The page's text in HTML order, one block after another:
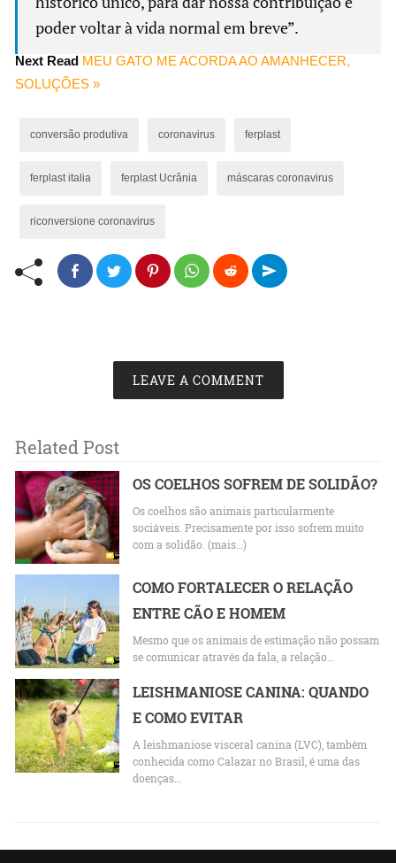
poder voltar à vida normal em breve”.
Next Read MEU GATO ME ACORDA AO AMANHECER,
SOLUÇÕES »
conversão produtiva coronavirus ferplast
ferplast italia ferplast Ucrânia máscaras coronavirus
riconversione coronavirus
LEAVE A COMMENT
Related Post
OS COELHOS SOFREM DE SOLIDÃO?
Os coelhos são animais particularmente
sociáveis. Precisamente por isso sofrem muito
com a solidão. (mais…)
COMO FORTALECER O RELAÇÃO
ENTRE CÃO E HOMEM
Mesmo que os animais de estimação não possam
se comunicar através da fala, a relação…
LEISHMANIOSE CANINA: QUANDO
E COMO EVITAR
A leishmaniose visceral canina (LVC), também
conhecida como Calazar no Brasil, é uma das
doenças…